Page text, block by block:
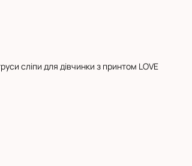
сліпи для дівчинки з принтом LOVE